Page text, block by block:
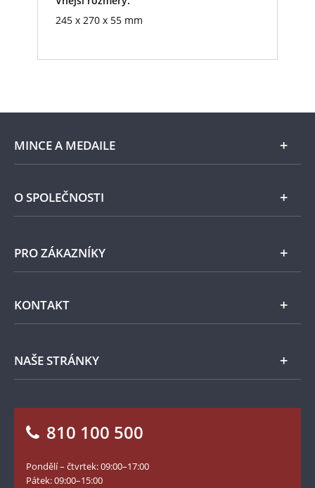
245 x 270 x 55 mm
MINCE A MEDAILE
E-shop
Stříbro
Medailéři
O SPOLEČNOSTI
Národní Pokladnice
PRO ZÁKAZNÍKY
Všeobecné obchodní podmínky
Ochrana osobních údajů
Numismatické novinky
KONTAKT
Napište nám
NAŠE STRÁNKY
Blog Pokladnice mincí
Facebook Národní Pokladnice
Twitter Národní Pokladnice
810 100 500
Pondělí – čtvrtek: 09:00–17:00
Pátek: 09:00–15:00